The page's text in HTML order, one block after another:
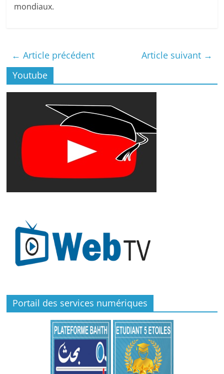
mondiaux.
← Article précédent Article suivant →
Youtube
Portail des services numériques